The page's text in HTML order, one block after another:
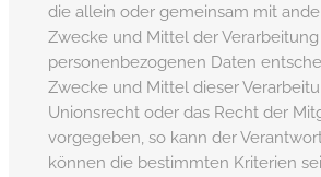
die allein oder gemeinsam mit
Zwecke und Mittel der
personenbezogenen Daten
Zwecke und Mittel dieser
Unionsrecht oder das Recht der
vorgegeben, so kann der
können die bestimmten Kriterien